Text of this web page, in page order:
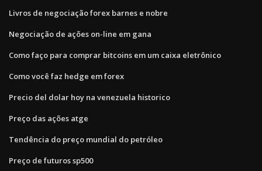
Livros de negociação forex barnes e nobre
Negociação de ações on-line em gana
Como faço para comprar bitcoins em um caixa eletrônico
Como você faz hedge em forex
Precio del dolar hoy na venezuela historico
Preço das ações atge
Tendência do preço mundial do petróleo
Preço de futuros sp500